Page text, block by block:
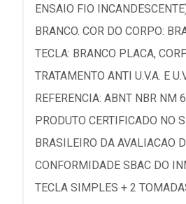
ENSAIO FIO
BRANCO. COR DO CORPO:
TECLA: BRANCO PLACA,
TRATAMENTO ANTI U.V.A. E
REFERENCIA: ABNT NBR NM
PRODUTO CERTIFICADO NO
BRASILEIRO DA AVALIACAO
CONFORMIDADE SBAC DO
TECLA SIMPLES + 2